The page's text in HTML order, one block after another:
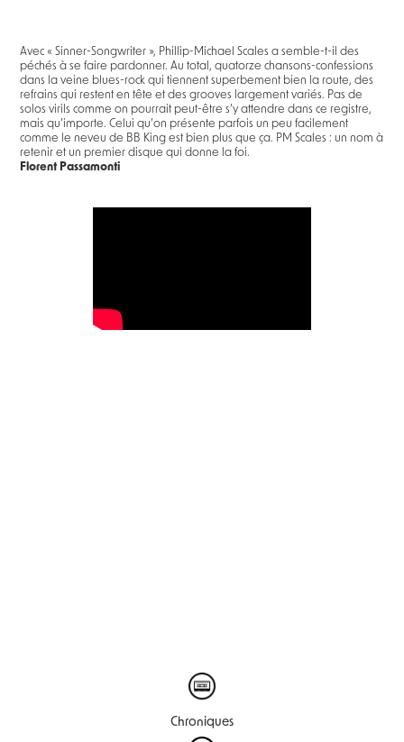
Avec « Sinner-Songwriter », Phillip-Michael Scales a semble-t-il des
péchés à se faire pardonner. Au total, quatorze chansons-confessions
dans la veine blues-rock qui tiennent superbement bien la route, des
refrains qui restent en tête et des grooves largement variés. Pas de
solos virils comme on pourrait peut-être s’y attendre dans ce registre,
mais qu’importe. Celui qu’on présente parfois un peu facilement
comme le neveu de BB King est bien plus que ça. PM Scales : un nom à
retenir et un premier disque qui donne la foi.
Florent Passamonti
Chroniques